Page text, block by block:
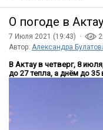
О погоде в
7 Июля 2021 (19:43) ·
Автор: Александра
В Актау в четверг, 8
до 27 тепла, а днём до